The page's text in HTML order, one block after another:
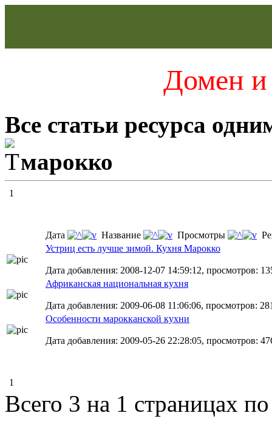
Домен и
Все статьи ресурса
марокко
1
Дата Название Просмотры
Устриц есть лучше зимой. Кухня Марокко
Дата добавления: 2008-12-07 14:59:12, просмотров:
Африканская национальная кухня
Дата добавления: 2009-06-08 11:06:06, просмотров:
Особенности марокканской кухни
Дата добавления: 2009-05-26 22:28:05, просмотров:
1
Всего 3 на 1 страницах